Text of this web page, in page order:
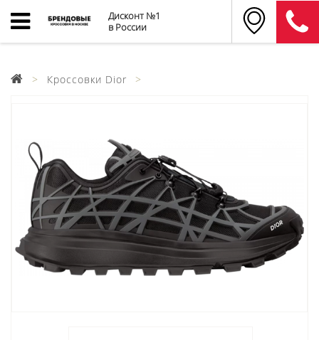
Дисконт №1
в России
Кроссовки Dior